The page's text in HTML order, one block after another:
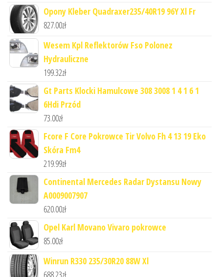
Opony Kleber Quadraxer235/40R19 96Y Xl Fr
827.00zł
Wesem Kpl Reflektorów Fso Polonez
Hydrauliczne
199.32zł
Gt Parts Klocki Hamulcowe 308 3008 1 4 1 6 1
6Hdi Przód
73.00zł
Fcore F Core Pokrowce Tir Volvo Fh 4 13 19 Eko
Skóra Fm4
219.99zł
Continental Mercedes Radar Dystansu Nowy
A0009007907
620.00zł
Opel Karl Movano Vivaro pokrowce
85.00zł
Winrun R330 235/30R20 88W Xl
688.23zł